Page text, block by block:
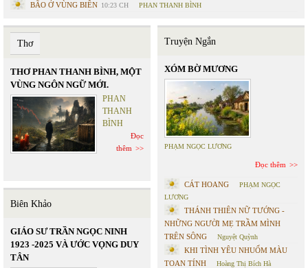
BÃO Ở VÙNG BIÊN 10:23 CH PHAN THANH BÌNH
Thơ
THƠ PHAN THANH BÌNH, MỘT
VÙNG NGÔN NGỮ MỚI.
PHAN
THANH
BÌNH
Đọc
thêm
Biên Khảo
GIÁO SƯ TRẦN NGỌC NINH
1923 -2025 VÀ ƯỚC VỌNG DUY
TÂN
Truyện Ngắn
XÓM BỜ MƯƠNG
PHẠM NGỌC LƯƠNG
Đọc thêm
CÁT HOANG
PHẠM NGỌC
LƯƠNG
THÁNH THIÊN NỮ TƯỚNG -
NHỮNG NGƯỜI MẸ TRẦM MÌNH
TRÊN SÔNG
Nguyệt Quỳnh
KHI TÌNH YÊU NHUỐM MÀU
TOAN TÍNH
Hoàng Thị Bích Hà